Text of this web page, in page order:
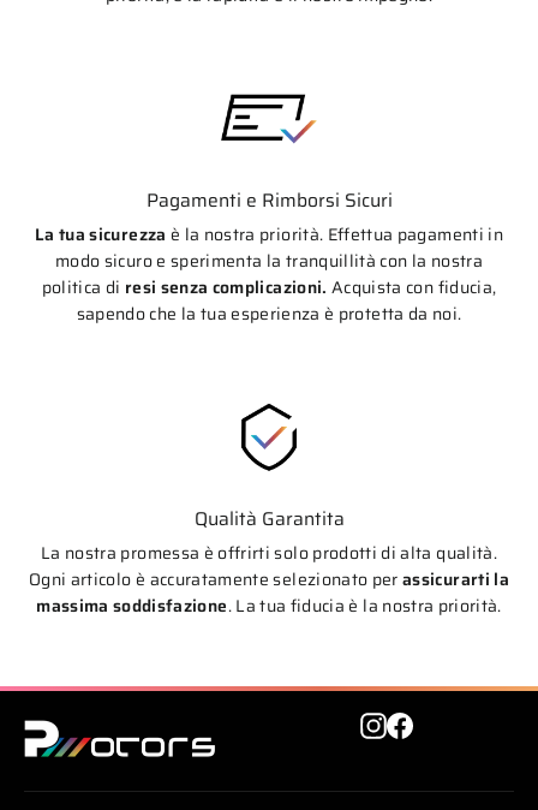
Pagamenti e Rimborsi Sicuri
La tua sicurezza è la nostra priorità. Effettua pagamenti in
modo sicuro e sperimenta la tranquillità con la nostra
politica di resi senza complicazioni. Acquista con fiducia,
sapendo che la tua esperienza è protetta da noi.
Qualità Garantita
La nostra promessa è offrirti solo prodotti di alta qualità.
Ogni articolo è accuratamente selezionato perassicurarti la
massima soddisfazione. La tua fiducia è la nostra priorità.
Instagram
Facebook